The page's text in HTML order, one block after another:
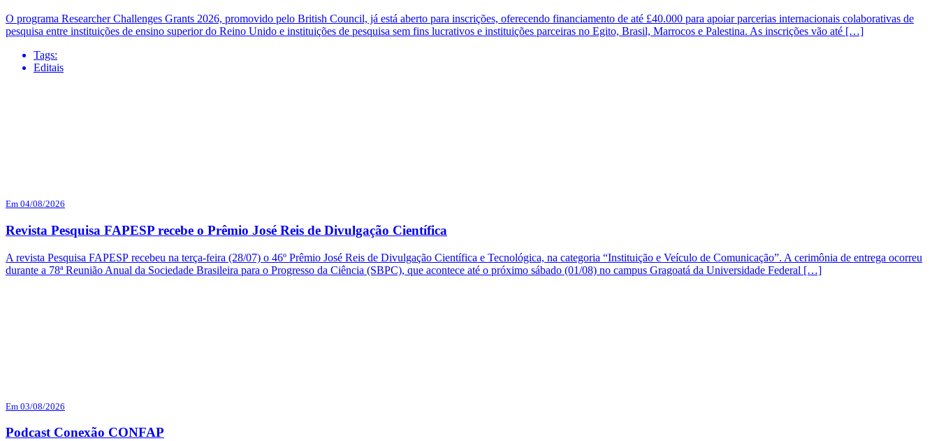
O programa Researcher Challenges Grants 2026, promovido pelo British Council, já está aberto para inscrições, oferecendo financiamento de até £40.000 para apoiar parcerias internacionais colaborativas de
pesquisa entre instituições de ensino superior do Reino Unido e instituições de pesquisa sem fins lucrativos e instituições parceiras no Egito, Brasil, Marrocos e Palestina. As inscrições vão até […]
Tags:
Editais
Em 04/08/2026
Revista Pesquisa FAPESP recebe o Prêmio José Reis de Divulgação Científica
A revista Pesquisa FAPESP recebeu na terça-feira (28/07) o 46º Prêmio José Reis de Divulgação Científica e Tecnológica, na categoria “Instituição e Veículo de Comunicação”. A cerimônia de entrega ocorreu
durante a 78ª Reunião Anual da Sociedade Brasileira para o Progresso da Ciência (SBPC), que acontece até o próximo sábado (01/08) no campus Gragoatá da Universidade Federal […]
Em 03/08/2026
Podcast Conexão CONFAP